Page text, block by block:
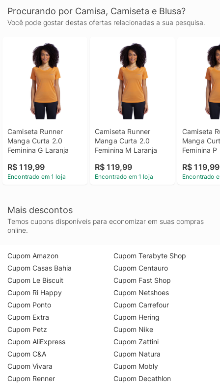
Procurando por Camisa, Camiseta e Blusa?
Você pode gostar destas ofertas relacionadas a sua pesquisa.
Camiseta Runner
Manga Curta 2.0
Feminina G Laranja
R$ 119,99
Encontrado em 1 loja
Camiseta Runner
Manga Curta 2.0
Feminina M Laranja
R$ 119,99
Encontrado em 1 loja
Camiseta
Manga
Feminina P
R$ 119,99
Encontrado
Mais descontos
Temos cupons disponíveis para economizar em suas compras
online.
Cupom Amazon
Cupom Casas Bahia
Cupom Le Biscuit
Cupom Ri Happy
Cupom Ponto
Cupom Extra
Cupom Petz
Cupom AliExpress
Cupom C&A
Cupom Vivara
Cupom Renner
Cupom Terabyte Shop
Cupom Centauro
Cupom Fast Shop
Cupom Netshoes
Cupom Carrefour
Cupom Hering
Cupom Nike
Cupom Zattini
Cupom Natura
Cupom Mobly
Cupom Decathlon